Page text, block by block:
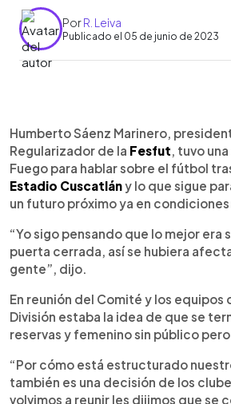
PorR. Leiva
Publicado el 05 de junio de 2023
► Escuchar artículo
Humberto Sáenz Marinero,
Regularizador de la Fesfut, tuvo
Fuego para hablar sobre el fútbol
Estadio Cuscatlány lo que sigue
un futuro próximo ya en
“Yo sigo pensando que lo mejor era
puerta cerrada, así se hubiera
gente”, dijo.
En reunión del Comité y los equipos
División estaba la idea de que se
reservas y femenino sin público
“Por cómo está estructurado
también es una decisión de los
volvimos a reunir les dijimos que se